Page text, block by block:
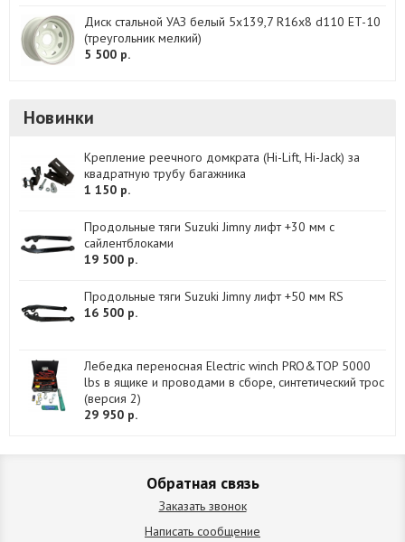
Диск стальной УАЗ белый 5x139,7 R16x8 d110 ET-10
(треугольник мелкий)
5 500 р.
Новинки
Крепление реечного домкрата (Hi-Lift, Hi-Jack) за
квадратную трубу багажника
1 150 р.
Продольные тяги Suzuki Jimny лифт +30 мм с
сайлентблоками
19 500 р.
Продольные тяги Suzuki Jimny лифт +50 мм RS
16 500 р.
Лебедка переносная Electric winch PRO&TOP 5000
lbs в ящике и проводами в сборе, синтетический трос
(версия 2)
29 950 р.
Обратная связь
Заказать звонок
Написать сообщение